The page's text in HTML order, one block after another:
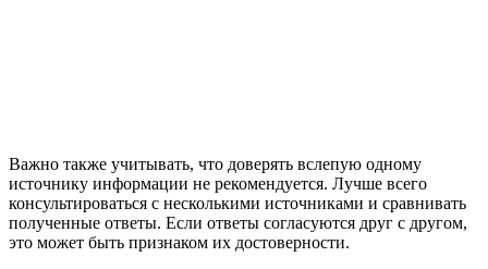
Важно также учитывать, что доверять вслепую одному
источнику информации не рекомендуется. Лучше всего
консультироваться с несколькими источниками и сравнивать
полученные ответы. Если ответы согласуются друг с другом,
это может быть признаком их достоверности.